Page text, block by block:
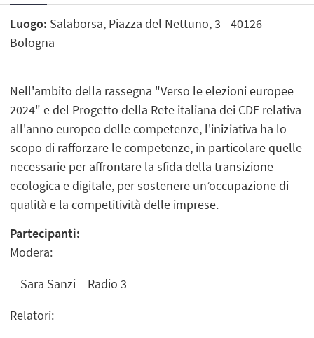
Luogo: Salaborsa, Piazza del Nettuno, 3 - 40126
Bologna
Nell'ambito della rassegna "Verso le elezioni europee
2024" e del Progetto della Rete italiana dei CDE relativa
all'anno europeo delle competenze, l'iniziativa ha lo
scopo di rafforzare le competenze, in particolare quelle
necessarie per affrontare la sfida della transizione
ecologica e digitale, per sostenere un’occupazione di
qualità e la competitività delle imprese.
Partecipanti:
Modera:
Sara Sanzi – Radio 3
Relatori: